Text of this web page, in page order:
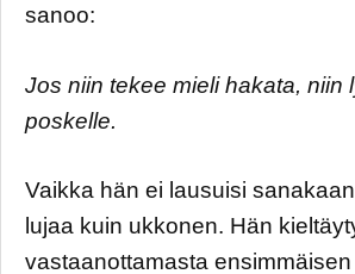
sanoo:
Jos niin tekee mieli hakata, niin
poskelle.
Vaikka hän ei lausuisi
lujaa kuin ukkonen. Hän
vastaanottamasta